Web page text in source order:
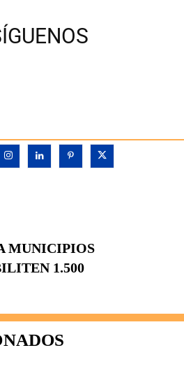
MUNICIPIOS
1.500